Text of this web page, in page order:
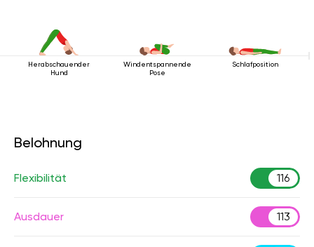
Herabschauender
Hund
Windentspannende
Pose
Schlafposition
Belohnung
Flexibilität 116
Ausdauer 113